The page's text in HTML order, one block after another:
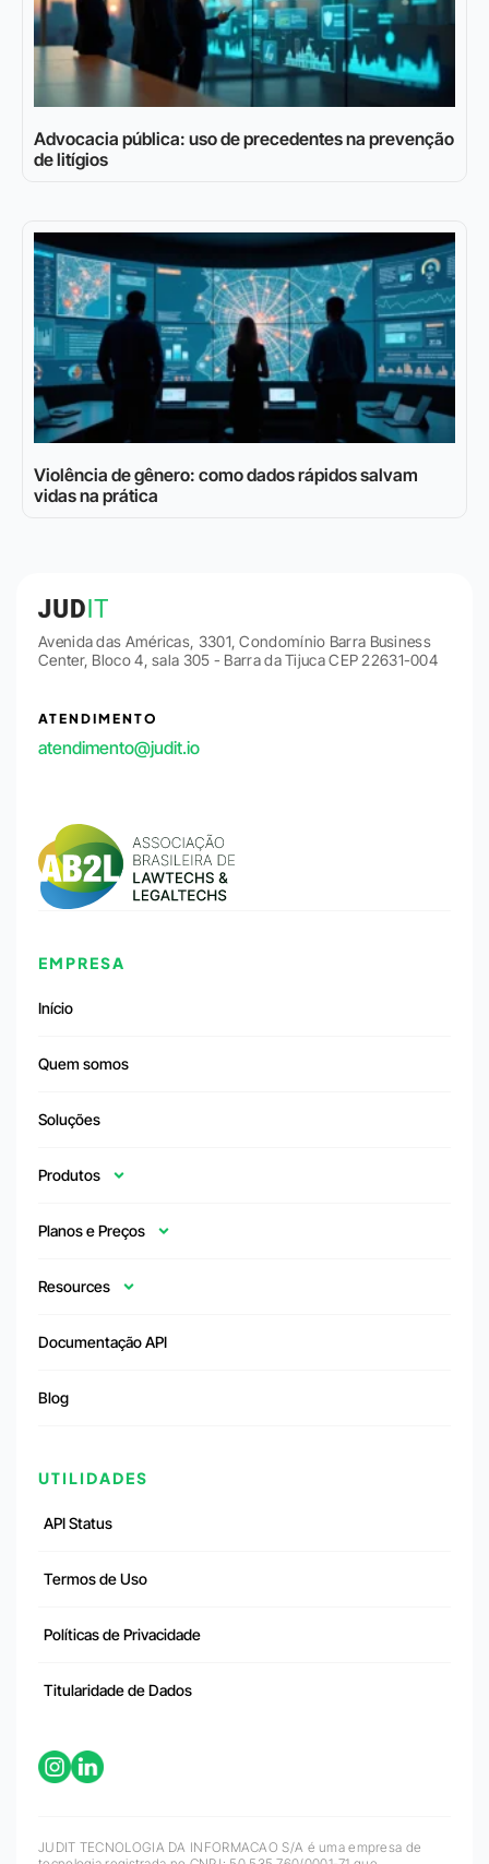
Advocacia pública: uso de precedentes na prevenção
de litígios
Violência de gênero: como dados rápidos salvam
vidas na prática
Avenida das Américas, 3301, Condomínio Barra Business
Center, Bloco 4, sala 305 - Barra da Tijuca CEP 22631-004
ATENDIMENTO
atendimento@judit.io
EMPRESA
Início
Quem somos
Soluções
Produtos
Planos e Preços
Resources
Documentação API
Blog
UTILIDADES
API Status
Termos de Uso
Políticas de Privacidade
Titularidade de Dados
JUDIT TECNOLOGIA DA INFORMACAO S/A é uma empresa de